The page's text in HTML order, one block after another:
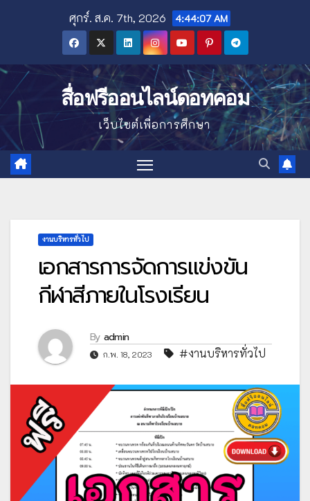
ศุกร์. ส.ค. 7th, 2026 4:44:08 AM
สื่อฟรีออนไลน์ดอทคอม
เว็บไซต์เพื่อการศึกษา
งานบริหารทั่วไป
เอกสารการจัดการแข่งขัน
กีฬาสีภายในโรงเรียน
By admin
ก.พ. 18, 2023 #งานบริหารทั่วไป